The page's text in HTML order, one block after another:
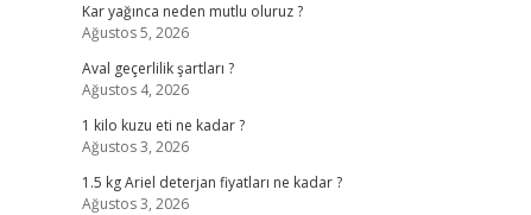
Kar yağınca neden mutlu oluruz ?
Ağustos 5, 2026
Aval geçerlilik şartları ?
Ağustos 4, 2026
1 kilo kuzu eti ne kadar ?
Ağustos 3, 2026
1.5 kg Ariel deterjan fiyatları ne kadar ?
Ağustos 3, 2026